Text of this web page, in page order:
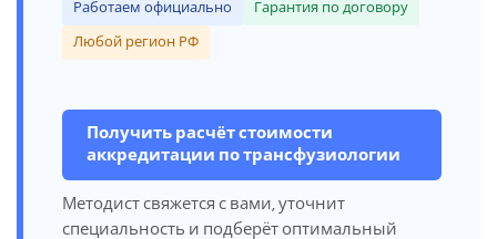
Работаем официально Гарантия по договору
Любой регион РФ
Получить расчёт стоимости
аккредитации по трансфузиологии
Методист свяжется с вами, уточнит
специальность и подберёт оптимальный